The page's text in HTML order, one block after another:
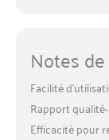
Notes
Facilité
Rapport
Efficacité pour